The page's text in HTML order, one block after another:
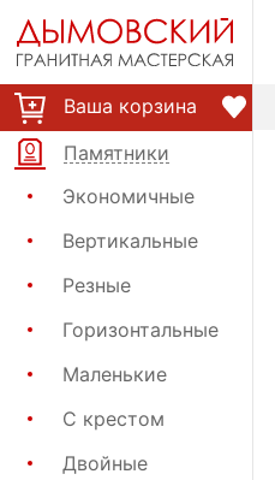
Ваша корзина
Памятники
Экономичные
Вертикальные
Резные
Горизонтальные
Маленькие
С крестом
Двойные